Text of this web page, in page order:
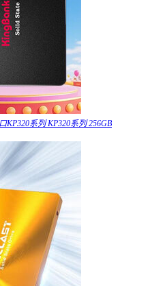
KP320系列 KP320系列 256GB